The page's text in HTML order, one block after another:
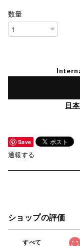
数量
日
Save
通報する
ショップの評価
すべて